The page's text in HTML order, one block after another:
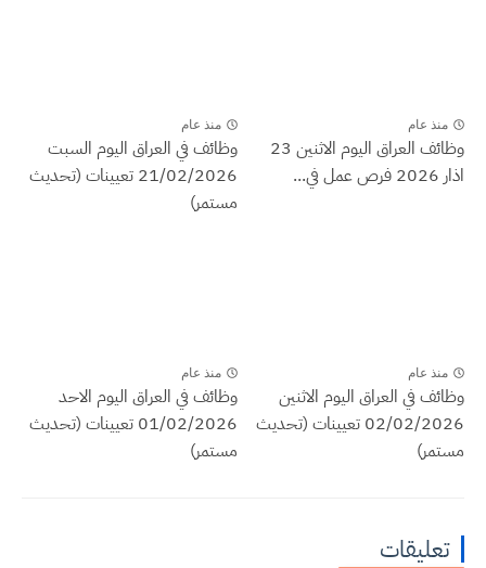
منذ عام
وظائف العراق اليوم الاثنين 23
اذار 2026 فرص عمل في...
منذ عام
وظائف في العراق اليوم السبت
21/02/2026 تعيينات (تحديث
مستمر)
منذ عام
وظائف في العراق اليوم الاثنين
02/02/2026 تعيينات (تحديث
مستمر)
منذ عام
وظائف في العراق اليوم الاحد
01/02/2026 تعيينات (تحديث
مستمر)
تعليقات